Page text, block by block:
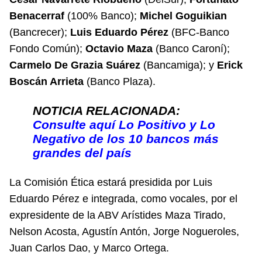
Benacerraf (100% Banco); Michel Goguikian
(Bancrecer); Luis Eduardo Pérez (BFC-Banco
Fondo Común); Octavio Maza (Banco Caroní);
Carmelo De Grazia Suárez (Bancamiga); y Erick
Boscán Arrieta (Banco Plaza).
NOTICIA RELACIONADA:
Consulte aquí Lo Positivo y Lo
Negativo de los 10 bancos más
grandes del país
La Comisión Ética estará presidida por Luis
Eduardo Pérez e integrada, como vocales, por el
expresidente de la ABV Arístides Maza Tirado,
Nelson Acosta, Agustín Antón, Jorge Nogueroles,
Juan Carlos Dao, y Marco Ortega.